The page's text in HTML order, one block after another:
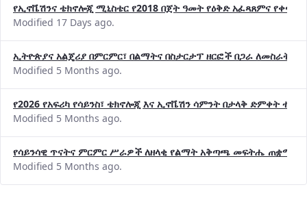
የኢኖቬሽንና ቴክኖሎጂ ሚኒስቴር የ2018 በጀት ዓመት የዕቅድ አፈጻጸምና
Modified 17 Days ago.
ኢትዮጵያና አልጄሪያ በምርምር፣ በልማትና በስታርታፕ ዘርፎች በጋራ ለመስራት
Modified 5 Months ago.
የ2026 የአፍሪካ የሳይንስ፣ ቴክኖሎጂ እና ኢኖቬሽን ሳምንት በታላቅ ድምቀት
Modified 5 Months ago.
የሳይንሳዊ ጥናትና ምርምር ሥራዎች ለዘላቂ የልማት አቅጣጫ መፍትሔ ጠቋሚ
Modified 5 Months ago.